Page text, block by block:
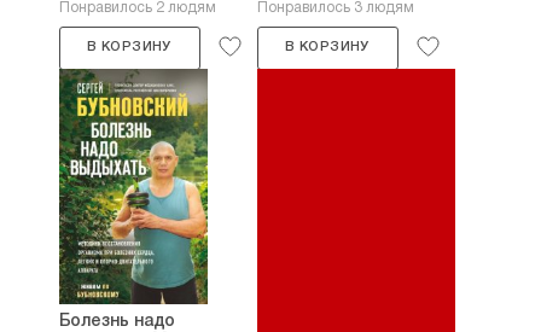
Понравилось 2 людям
В КОРЗИНУ
Понравилось 3 людям
В КОРЗИНУ
Болезнь надо